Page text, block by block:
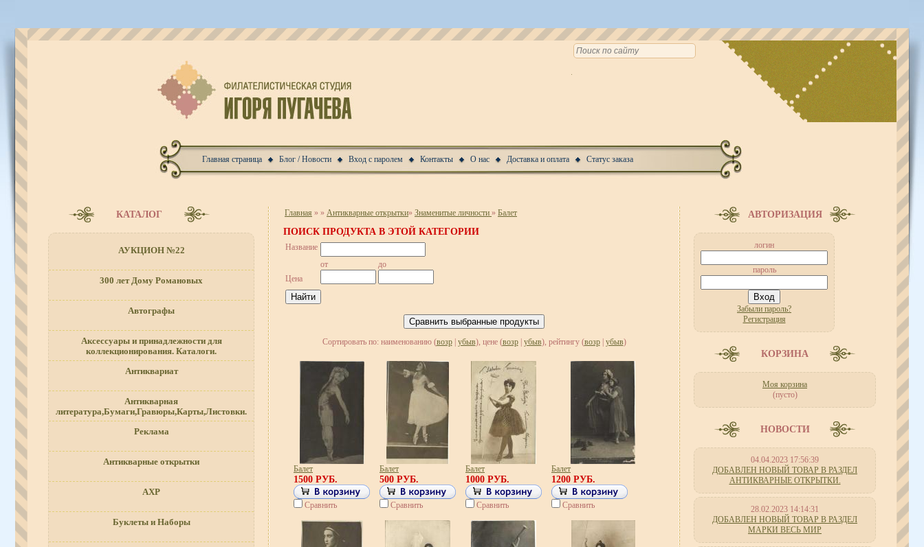
Главная страница Блог / Новости Вход с паролем Контакты О нас Доставка и оплата Статус заказа
КАТАЛОГ
АУКЦИОН №22
300 лет Дому Романовых
Автографы
Аксессуары и принадлежности для
коллекционирования. Каталоги.
Антиквариат
Антикварная
литература,Бумаги,Гравюры,Карты,Листовки.
Реклама
Антикварные открытки
АХР
Буклеты и Наборы
Главная » » Антикварные открытки» Знаменитые личности » Балет
ПОИСК ПРОДУКТА В ЭТОЙ КАТЕГОРИИ
Название
Цена
от до
Сортировать по: наименованию (возр| убыв), цене (возр| убыв), рейтингу (возр| убыв)
Балет
1500 РУБ.
Сравнить
Балет
500 РУБ.
Сравнить
Балет
1000 РУБ.
Сравнить
Балет
1200 РУБ.
Сравнить
АВТОРИЗАЦИЯ
логин
пароль
Забыли пароль?
Регистрация
КОРЗИНА
Моя корзина
(пусто)
НОВОСТИ
04.04.2023 17:56:39
ДОБАВЛЕН НОВЫЙ ТОВАР В РАЗДЕЛ
АНТИКВАРНЫЕ ОТКРЫТКИ.
28.02.2023 14:14:31
ДОБАВЛЕН НОВЫЙ ТОВАР В РАЗДЕЛ
МАРКИ ВЕСЬ МИР